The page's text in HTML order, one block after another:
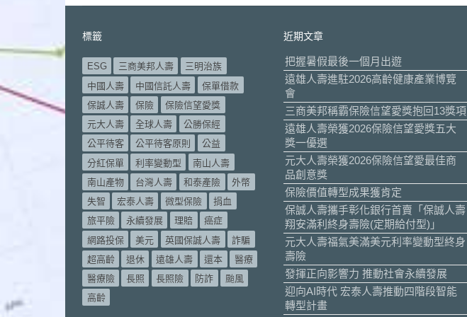
標籤
ESG 三商美邦人壽
三明治族
中國人壽
中國信託人壽
保單借款
保誠人壽
保險
保險信望愛獎
元大人壽
全球人壽
公勝保經
公平待客
公平待客原則
公益
分紅保單
利率變動型
南山人壽
南山產物
台灣人壽 和泰產險
外幣
失智
宏泰人壽 微型保險
捐血
旅平險
永續發展 理賠
癌症
網路投保
美元 英國保誠人壽
詐騙
超高齡
退休 遠雄人壽 還本
醫療
醫療險
長照 長照險 防詐
颱風
高齡
近期文章
把握暑假最後一個月出遊
遠雄人壽進駐2026高齡健康產業博覽
會
三商美邦稱霸保險信望愛獎抱回13獎項
遠雄人壽榮獲2026保險信望愛獎五大
獎一優選
元大人壽榮獲2026保險信望愛最佳商
品創意獎
保險價值轉型成果獲肯定
保誠人壽攜手彰化銀行首賣「保誠人壽
翔安滿利終身壽險(定期給付型)」
元大人壽福氣美滿美元利率變動型終身
壽險
發揮正向影響力 推動社會永續發展
迎向AI時代 宏泰人壽推動四階段智能
轉型計畫